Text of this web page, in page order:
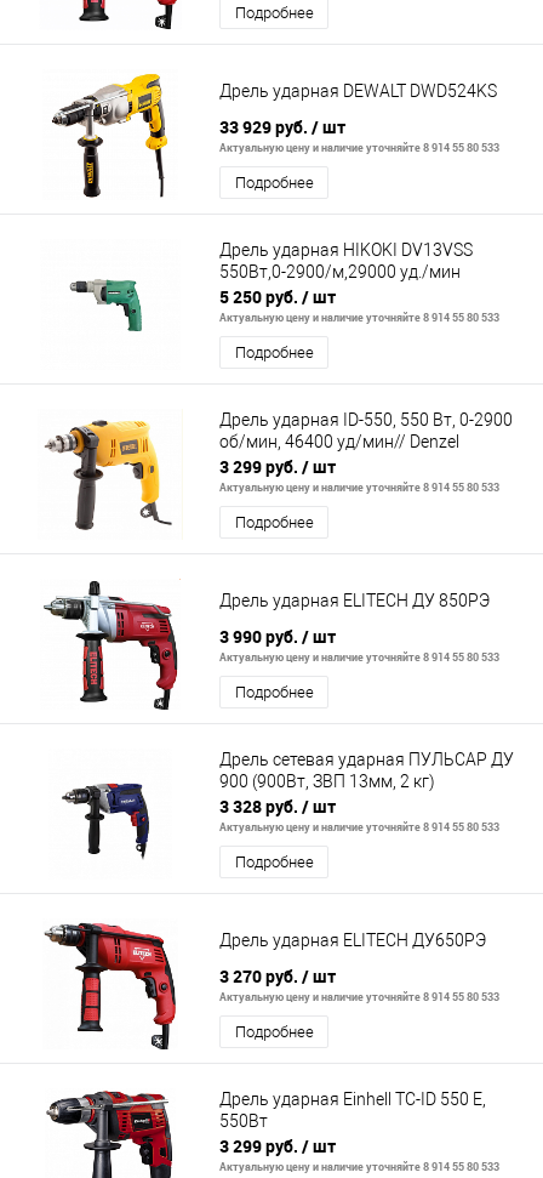
Подробнее
Дрель ударная DEWALT DWD524KS
33 929 руб. / шт
Актуальную цену и наличие уточняйте 8 914 55 80 533
Подробнее
Дрель ударная HIKOKI DV13VSS
550Вт,0-2900/м,29000 уд./мин
5 250 руб. / шт
Актуальную цену и наличие уточняйте 8 914 55 80 533
Подробнее
Дрель ударная ID-550, 550 Вт, 0-2900
об/мин, 46400 уд/мин// Denzel
3 299 руб. / шт
Актуальную цену и наличие уточняйте 8 914 55 80 533
Подробнее
Дрель ударная ELITECH ДУ 850РЭ
3 990 руб. / шт
Актуальную цену и наличие уточняйте 8 914 55 80 533
Подробнее
Дрель сетевая ударная ПУЛЬСАР ДУ
900 (900Вт, ЗВП 13мм, 2 кг)
3 328 руб. / шт
Актуальную цену и наличие уточняйте 8 914 55 80 533
Подробнее
Дрель ударная ELITECH ДУ650РЭ
3 270 руб. / шт
Актуальную цену и наличие уточняйте 8 914 55 80 533
Подробнее
Дрель ударная Einhell TC-ID 550 E,
550Вт
3 299 руб. / шт
Актуальную цену и наличие уточняйте 8 914 55 80 533